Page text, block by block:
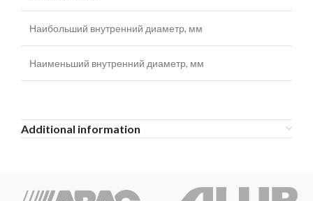
Наибольший внутренний диаметр, мм
Наименьший внутренний диаметр, мм
Additional information